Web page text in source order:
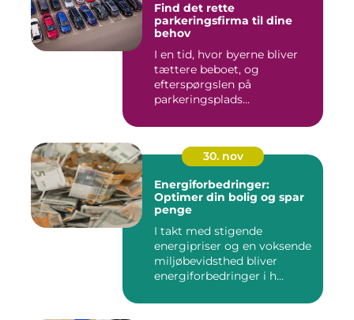
Find det rette
parkeringsfirma til dine
behov
I en tid, hvor byerne bliver
tættere beboet, og
efterspørgslen på
parkeringsplads...
30. nov
Energiforbedringer:
Optimer din bolig og spar
penge
I takt med stigende
energipriser og en voksende
miljøbevidsthed bliver
energiforbedringer i h...